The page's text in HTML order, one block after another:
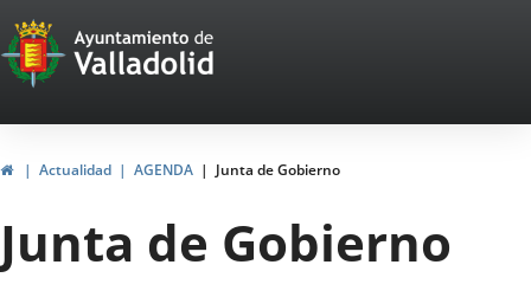
Portal
Web
del
Ayuntamiento
de
Valladolid
InicioActualidad AGENDA Junta de Gobierno
Junta de Gobierno